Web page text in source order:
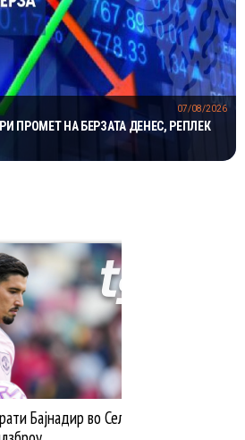
ПРОМЕТ НА БЕРЗАТА ДЕНЕС, РЕПЛЕК
07/08/2026